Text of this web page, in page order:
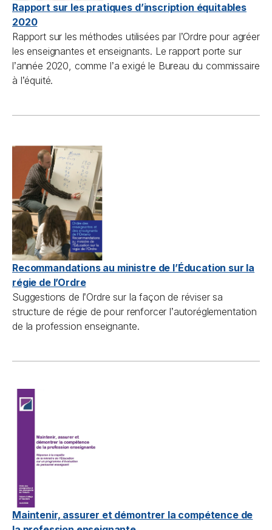
Rapport sur les pratiques d’inscription équitables
2020
Rapport sur les méthodes utilisées par l’Ordre pour agréer
les enseignantes et enseignants. Le rapport porte sur
l’année 2020, comme l’a exigé le Bureau du commissaire
à l’équité.
Recommandations au ministre de l’Éducation sur la
régie de l’Ordre
Suggestions de l’Ordre sur la façon de réviser sa
structure de régie de pour renforcer l’autoréglementation
de la profession enseignante.
Maintenir, assurer et démontrer la compétence de